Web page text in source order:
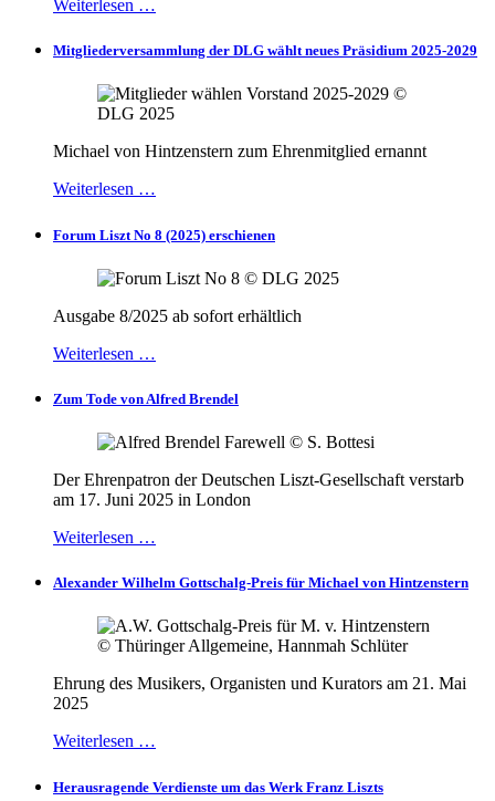
Weiterlesen …
Mitgliederversammlung der DLG wählt neues Präsidium 2025-2029
Michael von Hintzenstern zum Ehrenmitglied ernannt
Weiterlesen …
Forum Liszt No 8 (2025) erschienen
Ausgabe 8/2025 ab sofort erhältlich
Weiterlesen …
Zum Tode von Alfred Brendel
Der Ehrenpatron der Deutschen Liszt-Gesellschaft verstarb
am 17. Juni 2025 in London
Weiterlesen …
Alexander Wilhelm Gottschalg-Preis für Michael von Hintzenstern
Ehrung des Musikers, Organisten und Kurators am 21. Mai
2025
Weiterlesen …
Herausragende Verdienste um das Werk Franz Liszts